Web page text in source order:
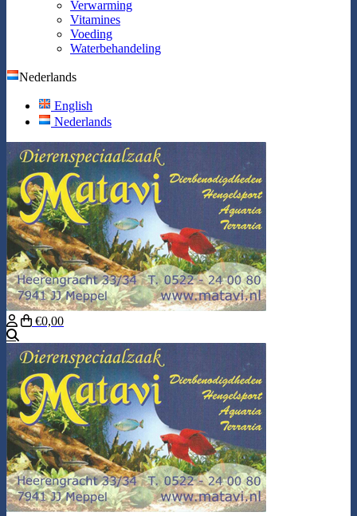
Verwarming
Vitamines
Voeding
Waterbehandeling
Nederlands
English
Nederlands
€0,00